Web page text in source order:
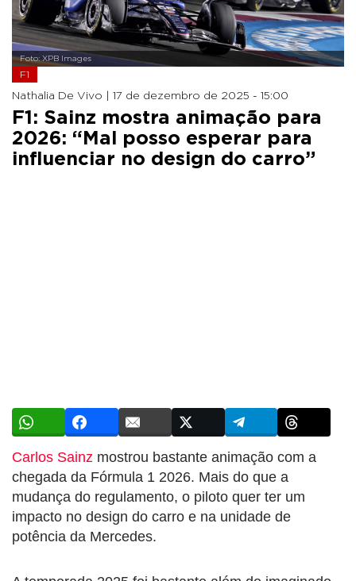
Foto: XPB Images
F1
Nathalia De Vivo | 17 de dezembro de 2025 - 15:00
F1: Sainz mostra animação para
2026: “Mal posso esperar para
influenciar no design do carro”
Carlos Sainz mostrou bastante animação com a
chegada da Fórmula 1 2026. Mais do que a
mudança do regulamento, o piloto quer ter um
impacto no design do carro e na unidade de
potência da Mercedes.